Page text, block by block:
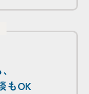
もOK